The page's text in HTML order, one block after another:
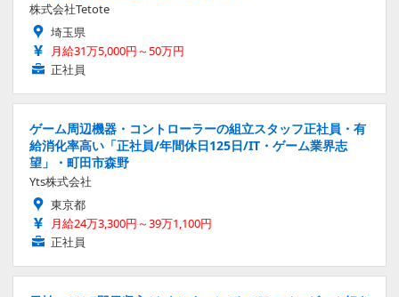
株式会社Tetote
埼玉県
月給31万5,000円～50万円
正社員
ゲーム周辺機器・コントローラーの組立スタッフ正社員・有
給消化率高い「正社員/年間休日125日/IT・ゲーム業界志
望」・町田市森野
Yts株式会社
東京都
月給24万3,300円～39万1,100円
正社員